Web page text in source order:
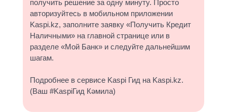
получить решение за одну минуту. Просто
авторизуйтесь в мобильном приложении
Kaspi.kz, заполните заявку «Получить Кредит
Наличными» на главной странице или в
разделе «Мой Банк» и следуйте дальнейшим
шагам.
Подробнее в сервисе Kaspi Гид на Kaspi.kz.
(Ваш #KaspiГид Кәмила)